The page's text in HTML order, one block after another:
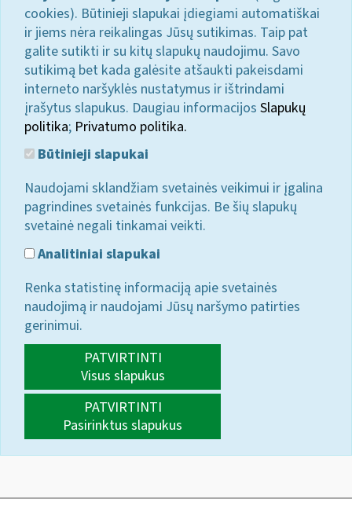
cookies). Būtinieji slapukai įdiegiami automatiškai
ir jiems nėra reikalingas Jūsų sutikimas. Taip pat
galite sutikti ir su kitų slapukų naudojimu. Savo
sutikimą bet kada galėsite atšaukti pakeisdami
interneto naršyklės nustatymus ir ištrindami
įrašytus slapukus. Daugiau informacijos Slapukų
politika; Privatumo politika.
Būtinieji slapukai
Naudojami sklandžiam svetainės veikimui ir įgalina
pagrindines svetainės funkcijas. Be šių slapukų
svetainė negali tinkamai veikti.
Analitiniai slapukai
Renka statistinę informaciją apie svetainės
naudojimą ir naudojami Jūsų naršymo patirties
gerinimui.
PATVIRTINTI
Visus slapukus
PATVIRTINTI
Pasirinktus slapukus